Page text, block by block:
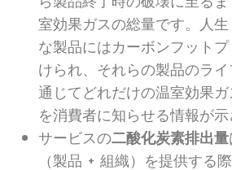
室効果ガスの総量です。人
な製品にはカーボンフット
けられ、それらの製品のラ
通じてどれだけの温室効果
を消費者に知らせる情報が示
サービスの二酸化炭素排出量
（製品 + 組織）を提供する